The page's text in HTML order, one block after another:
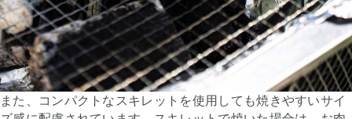
また、コンパクトなスキレットを使用しても焼きやすいサイ